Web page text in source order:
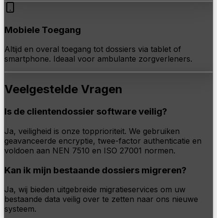
Mobiele Toegang
Altijd en overal toegang tot dossiers via tablet of
smartphone. Ideaal voor ambulante zorgverleners.
Veelgestelde Vragen
Is de clientendossier software veilig?
Ja, veiligheid is onze topprioriteit. We gebruiken
geavanceerde encryptie, twee-factor authenticatie en
voldoen aan NEN 7510 en ISO 27001 normen.
Kan ik mijn bestaande dossiers migreren?
Ja, wij bieden uitgebreide migratieservices om uw
bestaande data veilig over te zetten naar ons nieuwe
systeem.